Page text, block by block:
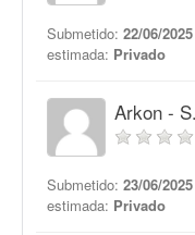
Submetido: 22/06/
estimada: Privado
Arkon - S.
Submetido: 23/06/
estimada: Privado